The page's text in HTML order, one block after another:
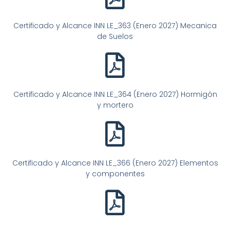
Certificado y Alcance INN LE_363 (Enero 2027) Mecanica
de Suelos
Certificado y Alcance INN LE_364 (Enero 2027) Hormigón
y mortero
Certificado y Alcance INN LE_366 (Enero 2027) Elementos
y componentes